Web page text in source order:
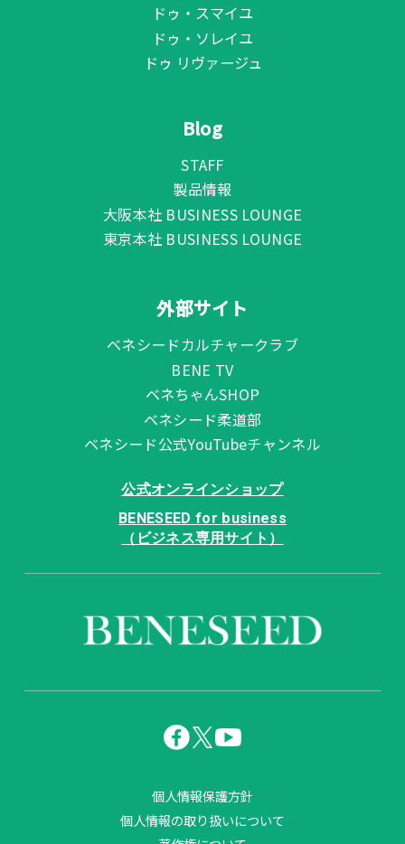
ドゥ・スマイユ
ドゥ・ソレイユ
ドゥ リヴァージュ
Blog
STAFF
製品情報
大阪本社 BUSINESS LOUNGE
東京本社 BUSINESS LOUNGE
外部サイト
ベネシードカルチャークラブ
BENE TV
ベネちゃんSHOP
ベネシード柔道部
ベネシード公式YouTubeチャンネル
公式オンラインショップ
BENESEED for business
（ビジネス専用サイト）
個人情報保護方針
個人情報の取り扱いについて